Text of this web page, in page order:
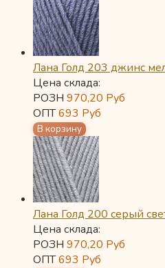
Лана Голд 203 джинс
Цена склада:
РОЗН 970,20 Руб
ОПТ693 Руб
Лана Голд 200 серый
Цена склада:
РОЗН 970,20 Руб
ОПТ693 Руб